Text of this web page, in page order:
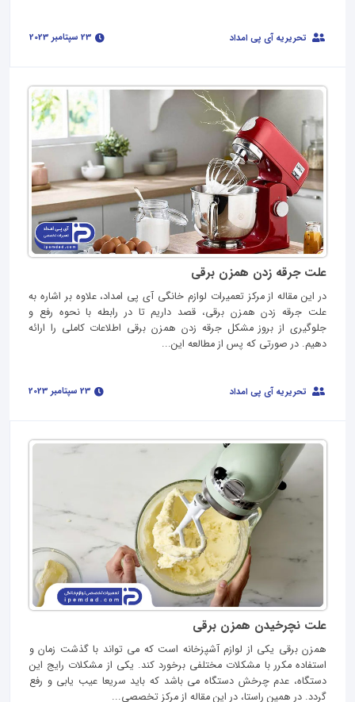
تحریریه آی پی امداد
علت جرقه زدن همزن برقی
در این مقاله از مرکز تعمیرات لوازم خانگی آی پی امداد، علاوه بر اشاره به
علت جرقه زدن همزن برقی، قصد داریم تا در رابطه با نحوه رفع و
جلوگیری از بروز مشکل جرقه زدن همزن برقی اطلاعات کاملی را ارائه
دهیم. در صورتی که پس از مطالعه این...
تحریریه آی پی امداد
علت نچرخیدن همزن برقی
همزن برقی یکی از لوازم آشپزخانه است که می تواند با گذشت زمان و
استفاده مکرر با مشکلات مختلفی برخورد کند. یکی از مشکلات رایج این
دستگاه، عدم چرخش دستگاه می باشد که باید سریعا عیب یابی و رفع
گردد. در همین راستا، در این مقاله از مرکز تخصصی...